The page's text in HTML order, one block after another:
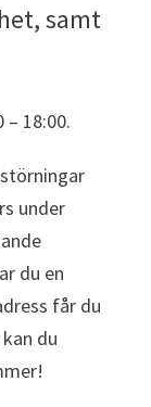
samt
18:00.
under
du en
får du
du